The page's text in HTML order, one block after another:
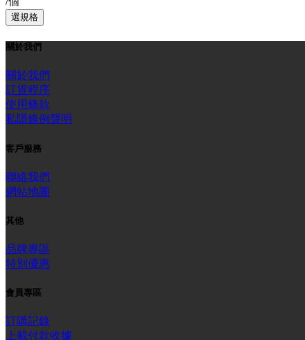
/個
關於我們
關於我們
訂貨程序
使用條款
私隱條例聲明
客戶服務
聯絡我們
網站地圖
其他
品牌專區
特別優惠
會員專區
訂購記錄